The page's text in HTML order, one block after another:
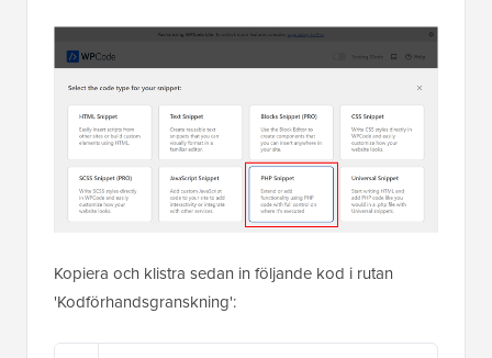
Kopiera och klistra sedan in följande kod i rutan
'Kodförhandsgranskning':